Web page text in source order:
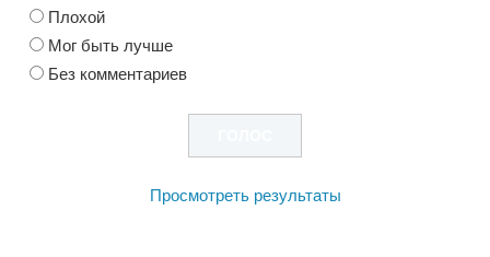
Плохой
Мог быть лучше
Без комментариев
Просмотреть результаты